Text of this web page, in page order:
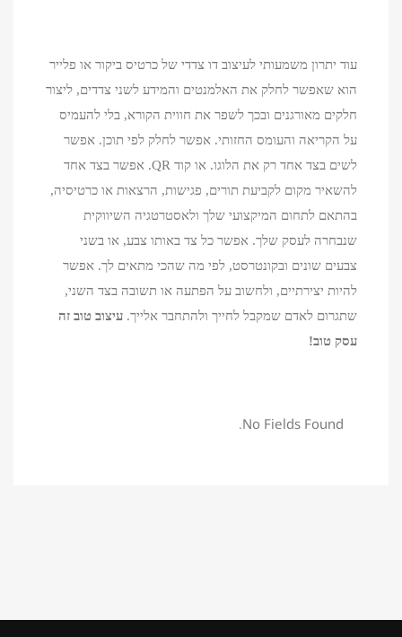
עוד יתרון משמעותי לעיצוב דו צדדי של כרטיס ביקור או פלייר
הוא שאפשר לחלק את האלמנטים והמידע לשני צדדים, ליצור
חלקים מאורגנים ובכך לשפר את חווית הקורא, בלי להעמיס
על הקריאה והעומס החזותי. אפשר לחלק לפי תוכן. אפשר
לשים בצד אחד רק את הלוגו. או קוד QR. אפשר בצד אחד
להשאיר מקום לקביעת תורים, פגישות, הרצאות או כרטיסיה,
בהתאם לתחום המיקצועי שלך ולאסטרטגיה השיווקית
שנבחרה לעסק שלך. אפשר כל צד באותו צבע, או בשני
צבעים שונים ובקונטרסט, לפי מה שהכי מתאים לך. אפשר
להיות יצירתיים, ולחשוב על הפתעה או תשובה בצד השני,
שתגרום לאדם שמקבל לחייך ולהתחבר אלייך. עיצוב טוב זה
עסק טוב!
No Fields Found.